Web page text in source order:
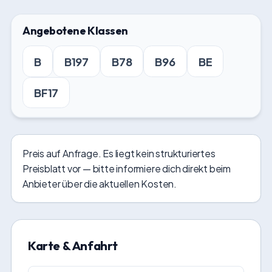
Angebotene Klassen
B B197 B78 B96 BE
BF17
Preis auf Anfrage. Es liegt kein strukturiertes
Preisblatt vor — bitte informiere dich direkt beim
Anbieter über die aktuellen Kosten.
Karte & Anfahrt